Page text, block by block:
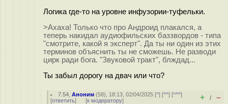
Логика где-то на уровне инфузории-туфельки.
>Ахаха! Только что про Андроид плакался, а
теперь накидал аудиофильских баззвордов - типа
"смотрите, какой я эксперт". Да ты ни один из этих
терминов объяснить ты не сможешь. Не разводи
цирк ради бога. "Звуковой тракт", блждад...
Ты забыл дорогу на двач или что?
7.54 ,Аноним (58), 18:13, 02/04/2025 [^] [^^] [^^^]
[ответить] [к модератору] + / –